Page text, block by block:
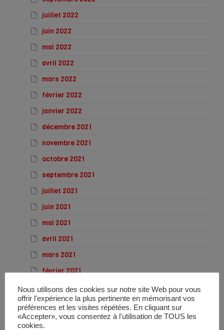
juillet 2022
juin 2022
mai 2022
avril 2022
mars 2022
février 2022
janvier 2022
décembre 2021
novembre 2021
octobre 2021
septembre 2021
juillet 2021
juin 2021
mai 2021
avril 2021
mars 2021
février 2021
janvier 2021
décembre 2020
novembre 2020
Nous utilisons des cookies sur notre site Web pour vous
offrir l'expérience la plus pertinente en mémorisant vos
préférences et les visites répétées. En cliquant sur
«Accepter», vous consentez à l'utilisation de TOUS les
cookies.